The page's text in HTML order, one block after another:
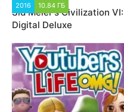
2016 10.84 ГБ
Sid Meier's Civilization VI:
Digital Deluxe